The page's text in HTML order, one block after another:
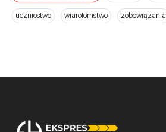
uczniostwo wiarołomstwo zobowiązania